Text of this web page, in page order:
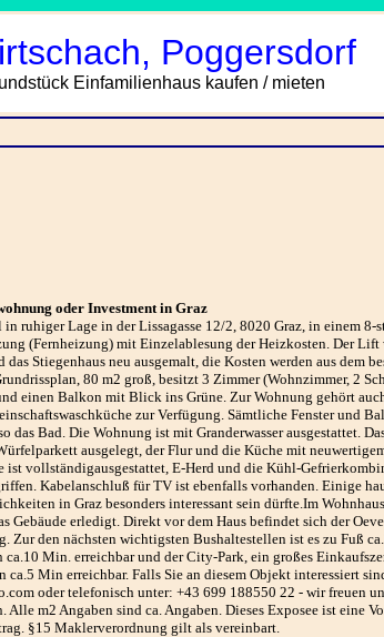
Poggersdorf
Einfamilienhaus kaufen / mieten
oder Investment in Graz
ruhiger Lage in der Lissagasse 12/2, 8020 Graz, in einem 8-
(Fernheizung) mit Einzelablesung der Heizkosten. Der
Stiegenhaus neu ausgemalt, die Kosten werden aus dem
80 m2 groß, besitzt 3 Zimmer (Wohnzimmer, 2
einen Balkon mit Blick ins Grüne. Zur Wohnung gehört
zur Verfügung. Sämtliche Fenster und
Bad. Die Wohnung ist mit Granderwasser ausgestattet.
ausgelegt, der Flur und die Küche mit
vollständigausgestattet, E-Herd und die Kühl-
Kabelanschluß für TV ist ebenfalls vorhanden. Einige
in Graz besonders interessant sein dürfte.Im
Gebäude erledigt. Direkt vor dem Haus befindet sich der
Zur den nächsten wichtigsten Bushaltestellen ist es zu Fuß
Min. erreichbar und der City-Park, ein großes
Min erreichbar. Falls Sie an diesem Objekt interessiert
oder telefonisch unter: +43 699 188550 22 - wir freuen
m2 Angaben sind ca. Angaben. Dieses Exposee ist eine
§15 Maklerverordnung gilt als vereinbart.